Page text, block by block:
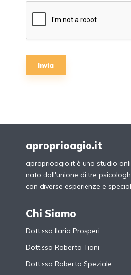
Invia
aproprioagio.it
aproprioagio.it è uno studio
nato dall'unione di tre
con diverse esperienze e
Chi Siamo
Dott.ssa Ilaria Prosperi
Dott.ssa Roberta Tiani
Dott.ssa Roberta Speziale